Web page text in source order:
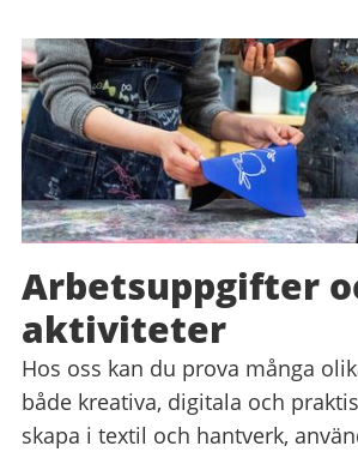
Arbetsuppgifter
aktiviteter
Hos oss kan du prova många
både kreativa, digitala och
skapa i textil och hantverk,